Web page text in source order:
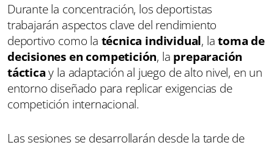
Durante la concentración, los deportistas
trabajarán aspectos clave del rendimiento
deportivo como la técnica individual, latoma de
decisiones en competición, la preparación
tácticay la adaptación al juego de alto nivel, en un
entorno diseñado para replicar exigencias de
competición internacional.
Las sesiones se desarrollarán desde la tarde de